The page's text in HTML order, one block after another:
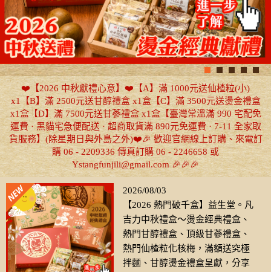
❤️【2026 中秋獻禮心意】❤️【A】滿 1000元送仙楂粒(小)
x1【B】滿 2500元送甘醇禮盒 x1盒【C】滿 3500元送燙金禮盒
x1盒【D】滿 7500元送甘蔘禮盒 x1盒【臺灣常溫滿 990 宅配免
運費 · 黑貓宅急便配送 · 超商取貨滿 890元免運費 · 7-11 全家取
貨服務】(除星期日與外島之外)❤️🎉 歡迎官網線上訂購、來電訂
購 06 - 2209336 傳真訂購 06 - 2246658 或
Ystangfunjili@gmail.com 🎉🎉🎉
2026/08/03
【2026 熱門破千盒】益生堂。凡
吉力中秋禮盒～燙金經典禮盒、
熱門甘醇禮盒、頂級甘蔘禮盒、
熱門仙楂粒化核梅，滿額送究極
拌麵、甘醇燙金禮盒呈獻，分享